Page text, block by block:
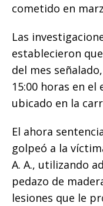
cometido en
Las
establecieron
del mes
15:00 horas en
ubicado en la
El ahora
golpeó a la
A. A., utilizando
pedazo de
lesiones que le